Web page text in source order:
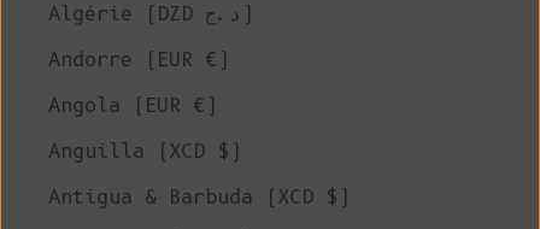
Algérie (DZD د.ج)
Andorre (EUR €)
Angola (EUR €)
Anguilla (XCD $)
Antigua & Barbuda (XCD $)